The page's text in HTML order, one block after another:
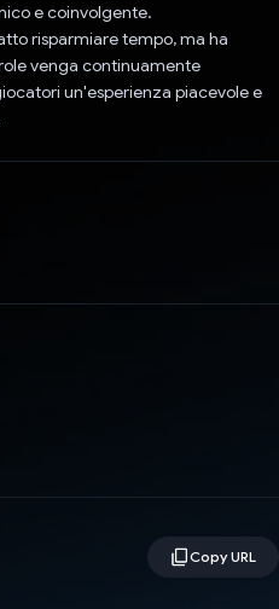
e coinvolgente.
risparmiare tempo, ma ha
venga continuamente
un'esperienza piacevole e